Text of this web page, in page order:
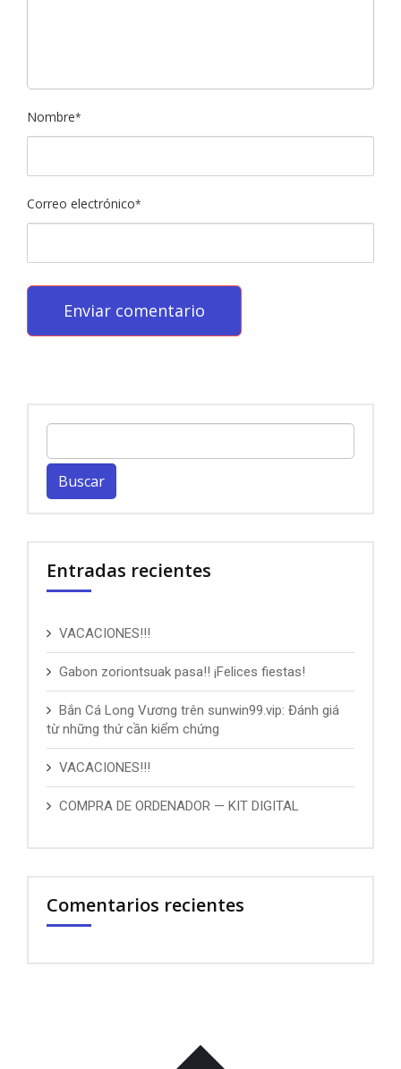
Nombre*
Correo electrónico*
Entradas recientes
VACACIONES!!!
Gabon zoriontsuak pasa!! ¡Felices fiestas!
Bắn Cá Long Vương trên sunwin99.vip: Đánh giá
từ những thứ cần kiểm chứng
VACACIONES!!!
COMPRA DE ORDENADOR — KIT DIGITAL
Comentarios recientes